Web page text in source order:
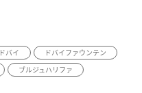
ドバイ
ドバイファウンテン
ブルジュハリファ